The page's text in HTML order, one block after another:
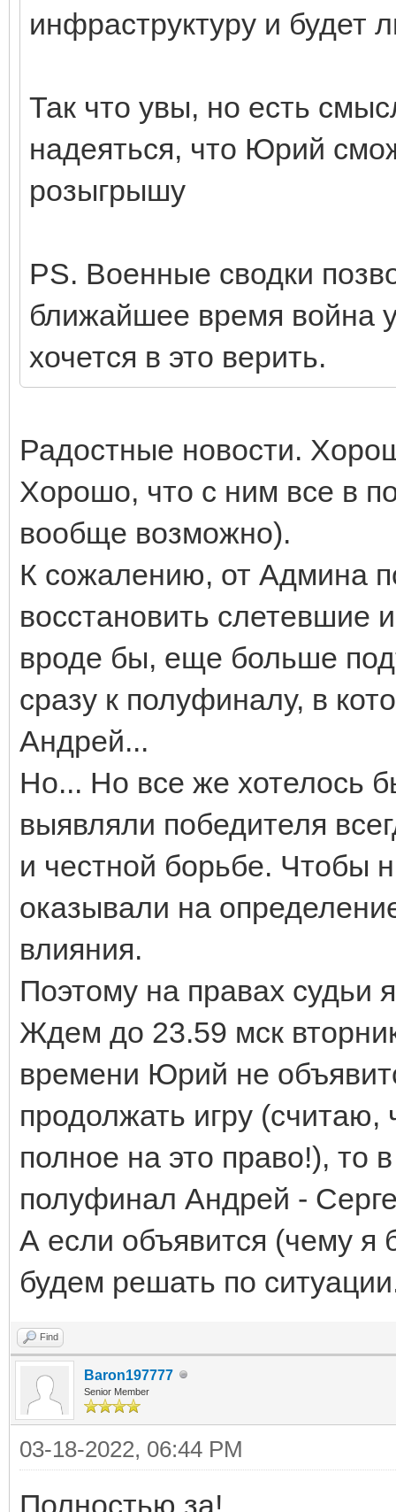
инфраструктуру и будет
Так что увы, но есть
надеяться, что Юрий
розыгрышу
PS. Военные сводки
ближайшее время война
хочется в это верить.
Радостные новости.
Хорошо, что с ним все в
вообще возможно).
К сожалению, от Админа
восстановить слетевшие
вроде бы, еще больше
сразу к полуфиналу, в
Андрей...
Но... Но все же хотелось
выявляли победителя
и честной борьбе. Чтобы
оказывали на
влияния.
Поэтому на правах судьи
Ждем до 23.59 мск
времени Юрий не
продолжать игру (считаю,
полное на это право!), то
полуфинал Андрей -
А если объявится (чему я
будем решать по
Find
Baron197777
Senior Member
03-18-2022, 06:44 PM
Полностью за!